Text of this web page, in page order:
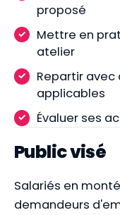
proposé
Mettre en
atelier
Repartir
applicables
Évaluer ses
Public visé
Salariés en
demandeurs